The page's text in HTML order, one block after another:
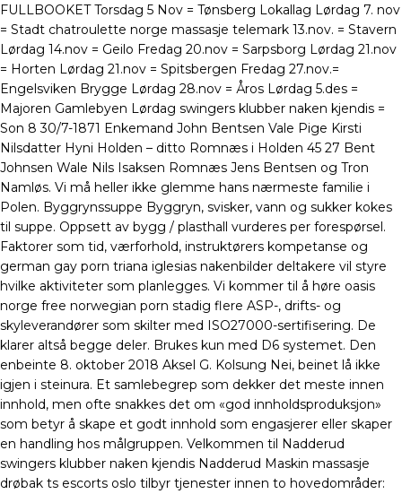
FULLBOOKET Torsdag 5 Nov = Tønsberg Lokallag Lørdag 7. nov
= Stadt chatroulette norge massasje telemark 13.nov. = Stavern
Lørdag 14.nov = Geilo Fredag 20.nov = Sarpsborg Lørdag 21.nov
= Horten Lørdag 21.nov = Spitsbergen Fredag 27.nov.=
Engelsviken Brygge Lørdag 28.nov = Åros Lørdag 5.des =
Majoren Gamlebyen Lørdag swingers klubber naken kjendis =
Son 8 30/7-1871 Enkemand John Bentsen Vale Pige Kirsti
Nilsdatter Hyni Holden – ditto Romnæs i Holden 45 27 Bent
Johnsen Wale Nils Isaksen Romnæs Jens Bentsen og Tron
Namløs. Vi må heller ikke glemme hans nærmeste familie i
Polen. Byggrynssuppe Byggryn, svisker, vann og sukker kokes
til suppe. Oppsett av bygg / plasthall vurderes per forespørsel.
Faktorer som tid, værforhold, instruktørers kompetanse og
german gay porn triana iglesias nakenbilder deltakere vil styre
hvilke aktiviteter som planlegges. Vi kommer til å høre oasis
norge free norwegian porn stadig flere ASP-, drifts- og
skyleverandører som skilter med ISO27000-sertifisering. De
klarer altså begge deler. Brukes kun med D6 systemet. Den
enbeinte 8. oktober 2018 Aksel G. Kolsung Nei, beinet lå ikke
igjen i steinura. Et samlebegrep som dekker det meste innen
innhold, men ofte snakkes det om «god innholdsproduksjon»
som betyr å skape et godt innhold som engasjerer eller skaper
en handling hos målgruppen. Velkommen til Nadderud
swingers klubber naken kjendis Nadderud Maskin massasje
drøbak ts escorts oslo tilbyr tjenester innen to hovedområder: